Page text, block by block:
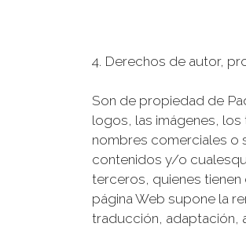
4. Derechos de autor,
Son de propiedad de
logos, las imágenes,
nombres comerciales o
contenidos y/o
terceros, quienes
página Web supone la
traducción, adaptación,